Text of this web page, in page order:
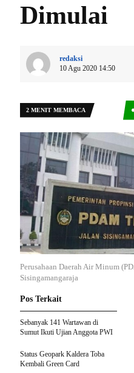
Dimulai
redaksi
10 Agu 2020 14:50
2 MENIT MEMBACA
Perusahaan Daerah Air Minum
Sisingamangaraja
Pos Terkait
Sebanyak 141 Wartawan di
Sumut Ikuti Ujian Anggota PWI
Status Geopark Kaldera Toba
Kembali Green Card